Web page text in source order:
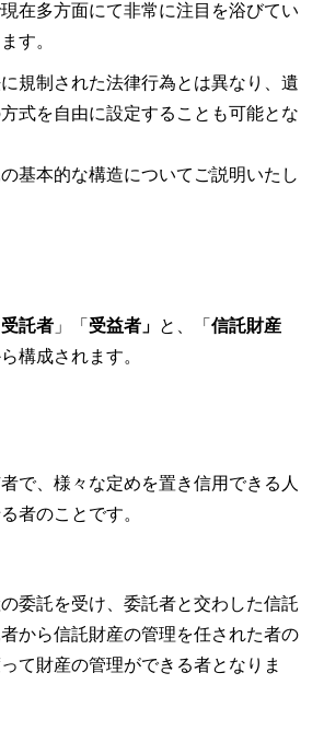
在多方面にて非常に注目を浴びてい
す。
規制された法律行為とは異なり、遺
式を自由に設定することも可能とな
基本的な構造についてご説明いたし
受託者」「 受益者」 と、「 信託財産
構成されます。
で、様々な定めを置き信用できる人
者のことです。
委託を受け、委託者と交わした信託
から信託財産の管理を任された者の
て財産の管理ができる者となりま